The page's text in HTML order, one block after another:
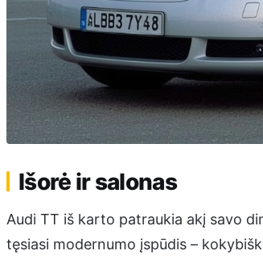
Išorė ir salonas
Audi TT iš karto patraukia akį savo
tęsiasi modernumo įspūdis –